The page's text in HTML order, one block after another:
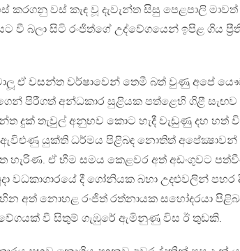
කරගනු වස් කැඳ වූ දැවැන්ත සිසු පෙළපාලි
වී බලා සිටි රංජිත්ගේ උද්වේගයෙන් ඉපිළ ගිය
ඒ වසන්ත වර්ෂාවෙන් තෙමී බත් වුණු අපේ
පිරීගත් අන්ධකාර සුළියක පත්ළෙහි ගිළී
දුක් තැවුල් අනුභව කොට හැදී වැඩුණු දහ
යුක්ති ධර්මය පිළිබඳ නොතිත් අපේක්‍ෂාවන්
හැරිණ. ඒ භීම සමය කෙළවර අත් අඩංගුවට
වධකාගාරයේ දී ගෝනියක බහා උදළුවලින් පහර
අත් නොහළ රංජිත් රත්නායක සහෝදරයා
වී සිතුම් ගැඹුරේ ඇමිනුණු විස ඊ තුඩකි.